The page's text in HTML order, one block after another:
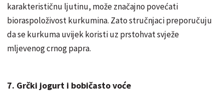
karakterističnu ljutinu, može značajno povećati
bioraspoloživost kurkumina. Zato stručnjaci preporučuju
da se kurkuma uvijek koristi uz prstohvat svježe
mljevenog crnog papra.
7. Grčki jogurt i bobičasto voće